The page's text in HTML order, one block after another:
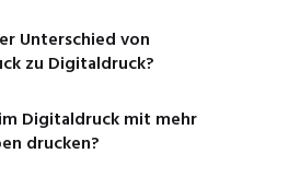
Unterschied von
zu Digitaldruck?
Digitaldruck mit mehr
drucken?